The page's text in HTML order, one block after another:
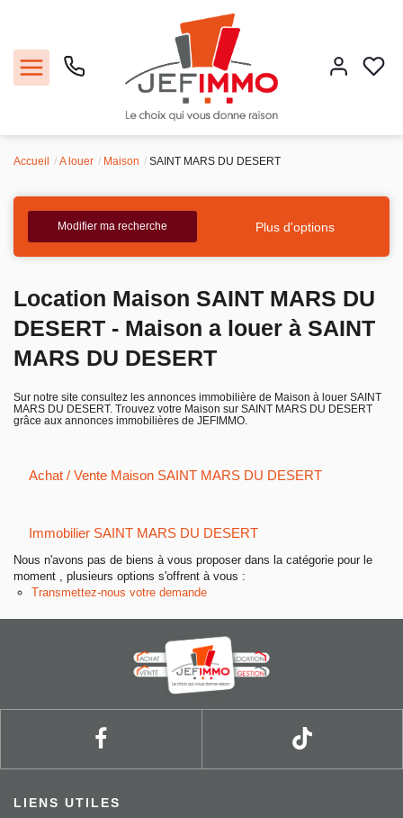
Louer
Faire gérer
Estimer
Entreprise
Nos agences
Accueil A louer Maison SAINT MARS DU DESERT
Modifier ma recherche Plus d'options
Location Maison SAINT MARS DU
DESERT - Maison a louer à SAINT
MARS DU DESERT
Sur notre site consultez les annonces immobilière de Maison à louer SAINT
MARS DU DESERT. Trouvez votre Maison sur SAINT MARS DU DESERT
grâce aux annonces immobilières de JEFIMMO.
Achat / Vente Maison SAINT MARS DU DESERT
Immobilier SAINT MARS DU DESERT
Nous n'avons pas de biens à vous proposer dans la catégorie pour le
moment , plusieurs options s'offrent à vous :
Transmettez-nous votre demande
LIENS UTILES